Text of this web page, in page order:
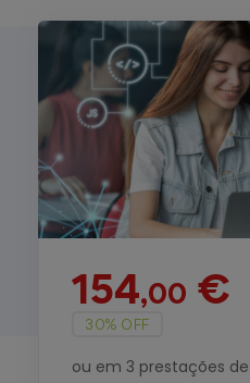
154,00 €
30% OFF